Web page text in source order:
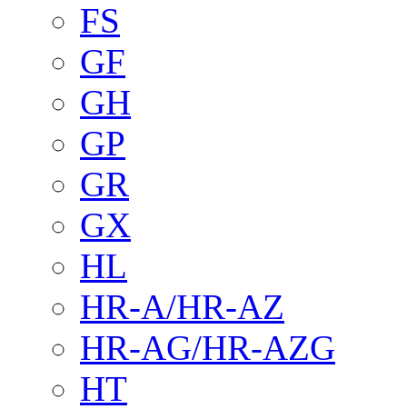
FS
GF
GH
GP
GR
GX
HL
HR-A/HR-AZ
HR-AG/HR-AZG
HT